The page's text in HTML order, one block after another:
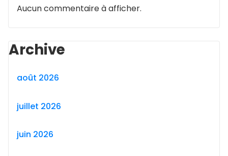
Aucun commentaire à afficher.
Archive
août 2026
juillet 2026
juin 2026